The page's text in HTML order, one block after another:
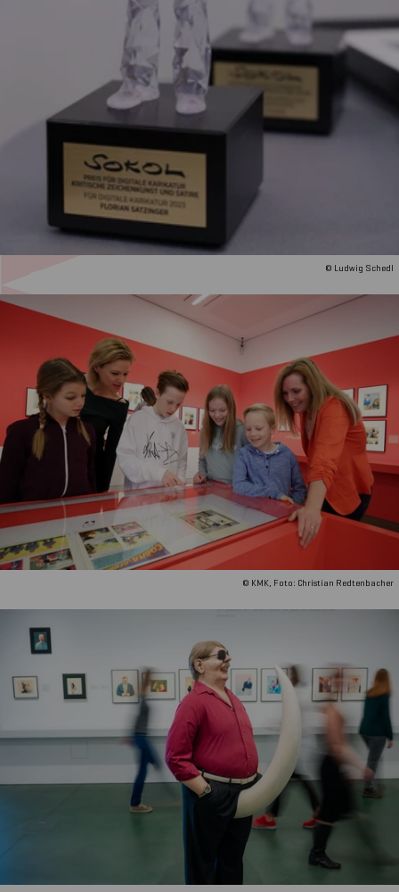
© Ludwig Schedl
© KMK, Foto: Christian Redtenbacher